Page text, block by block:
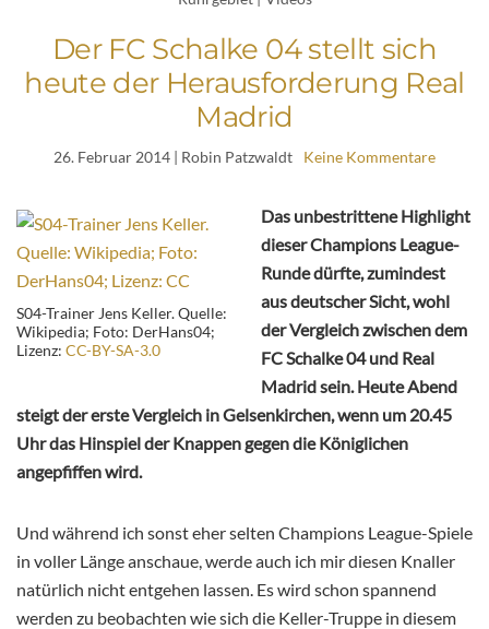
Der FC Schalke 04 stellt sich
heute der Herausforderung Real
Madrid
26. Februar 2014 | Robin Patzwaldt Keine Kommentare
S04-Trainer Jens Keller. Quelle:
Wikipedia; Foto: DerHans04;
Lizenz: CC-BY-SA-3.0
Das unbestrittene Highlight
dieser Champions League-
Runde dürfte, zumindest
aus deutscher Sicht, wohl
der Vergleich zwischen dem
FC Schalke 04 und Real
Madrid sein. Heute Abend
steigt der erste Vergleich in Gelsenkirchen, wenn um 20.45
Uhr das Hinspiel der Knappen gegen die Königlichen
angepfiffen wird.
Und während ich sonst eher selten Champions League-Spiele
in voller Länge anschaue, werde auch ich mir diesen Knaller
natürlich nicht entgehen lassen. Es wird schon spannend
werden zu beobachten wie sich die Keller-Truppe in diesem